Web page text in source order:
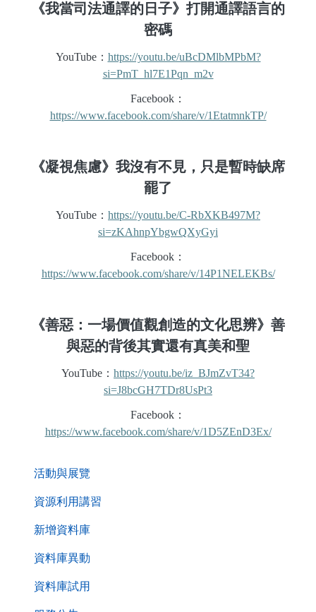
活動與展覽
資源利用講習
新增資料庫
資料庫異動
資料庫試用
《我當司法通譯的日子》打開通譯語言的
密碼
YouTube： https://youtu.be/uBcDMlbMPbM?
si=PmT_hl7E1Pqn_m2v
Facebook ：
https://www.facebook.com/share/v/1EtatmnkTP/
《凝視焦慮》我沒有不見，只是暫時缺席
罷了
YouTube ： https://youtu.be/C-RbXKB497M?
si=zKAhnpYbgwQXyGyi
Facebook ：
https://www.facebook.com/share/v/14P1NELEKBs/
《善惡：一場價值觀創造的文化思辨》善
與惡的背後其實還有真美和聖
YouTube ： https://youtu.be/iz_BJmZvT34?
si=J8bcGH7TDr8UsPt3
Facebook ：
https://www.facebook.com/share/v/1D5ZEnD3Ex/